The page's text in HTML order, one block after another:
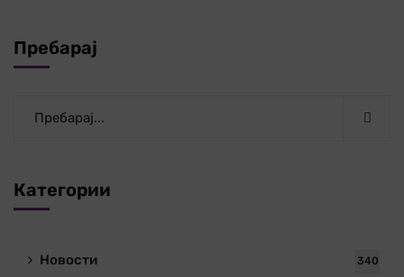
Пребарај
Категории
Новости 340